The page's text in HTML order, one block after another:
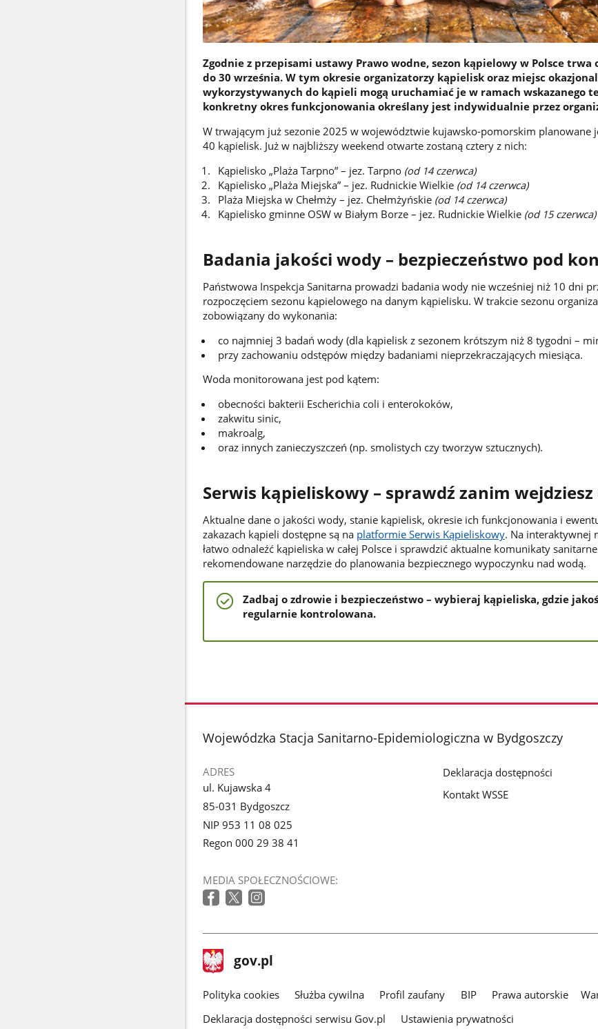
Zgodnie z przepisami ustawy Prawo wodne, sezon kąpielowy w Polsce trwa
do 30 września. W tym okresie organizatorzy kąpielisk oraz miejsc
wykorzystywanych do kąpieli mogą uruchamiać je w ramach wskazanego
konkretny okres funkcjonowania określany jest indywidualnie przez
W trwającym już sezonie 2025 w województwie kujawsko-pomorskim planowane
40 kąpielisk. Już w najbliższy weekend otwarte zostaną cztery z nich:
Kąpielisko „Plaża Tarpno” – jez. Tarpno (od 14 czerwca)
Kąpielisko „Plaża Miejska” – jez. Rudnickie Wielkie (od 14 czerwca)
Plaża Miejska w Chełmży – jez. Chełmżyńskie(od 14 czerwca)
Kąpielisko gminne OSW w Białym Borze – jez. Rudnickie Wielkie (od 15 czerwca)
Badania jakości wody – bezpieczeństwo pod
Państwowa Inspekcja Sanitarna prowadzi badania wody nie wcześniej niż 10 dni
rozpoczęciem sezonu kąpielowego na danym kąpielisku. W trakcie sezonu
zobowiązany do wykonania:
co najmniej 3 badań wody (dla kąpielisk z sezonem krótszym niż 8 tygodni –
przy zachowaniu odstępów między badaniami nieprzekraczających miesiąca.
Woda monitorowana jest pod kątem:
obecności bakterii Escherichia coli i enterokoków,
zakwitu sinic,
makroalg,
oraz innych zanieczyszczeń (np. smolistych czy tworzyw sztucznych).
Serwis kąpieliskowy – sprawdź zanim
Aktualne dane o jakości wody, stanie kąpielisk, okresie ich funkcjonowania i
zakazach kąpieli dostępne są na platformie Serwis Kąpieliskowy. Na interaktywnej
łatwo odnaleźć kąpieliska w całej Polsce i sprawdzić aktualne komunikaty
rekomendowane narzędzie do planowania bezpiecznego wypoczynku nad wodą.
Zadbaj o zdrowie i bezpieczeństwo – wybieraj kąpieliska, gdzie
regularnie kontrolowana.
stopka
Wojewódzka Stacja Sanitarno-Epidemiologiczna w Bydgoszczy
ADRES
ul. Kujawska 4
85-031 Bydgoszcz
NIP 953 11 08 025
Regon 000 29 38 41
MEDIA SPOŁECZNOŚCIOWE:
Deklaracja dostępności
Kontakt WSSE
stopka
gov.pl Strona
gov.pl
gov.pl
Polityka cookies Służba cywilna Profil zaufany BIP Prawa autorskie
Deklaracja dostępności serwisu Gov.pl
Ustawienia prywatności